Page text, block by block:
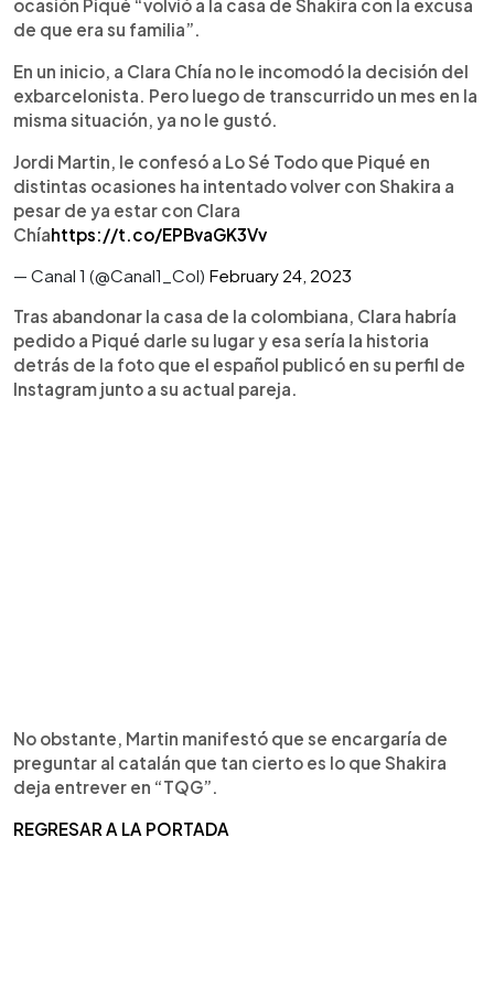
ocasión Piqué “volvió a la casa de Shakira con la excusa
de que era su familia”.
En un inicio, a Clara Chía no le incomodó la decisión del
exbarcelonista. Pero luego de transcurrido un mes en la
misma situación, ya no le gustó.
Jordi Martin, le confesó a Lo Sé Todo que Piqué en
distintas ocasiones ha intentado volver con Shakira a
pesar de ya estar con Clara
Chíahttps://t.co/EPBvaGK3Vv
— Canal 1 (@Canal1_Col) February 24, 2023
Tras abandonar la casa de la colombiana, Clara habría
pedido a Piqué darle su lugar y esa sería la historia
detrás de la foto que el español publicó en su perfil de
Instagram junto a su actual pareja.
No obstante, Martin manifestó que se encargaría de
preguntar al catalán que tan cierto es lo que Shakira
deja entrever en “TQG”.
REGRESAR A LA PORTADA